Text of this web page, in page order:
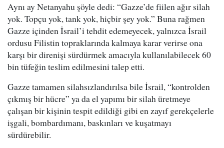
Aynı ay Netanyahu şöyle dedi: “Gazze’de fiilen ağır silah
yok. Topçu yok, tank yok, hiçbir şey yok.” Buna rağmen
Gazze içinden İsrail’i tehdit edemeyecek, yalnızca İsrail
ordusu Filistin topraklarında kalmaya karar verirse ona
karşı bir direnişi sürdürmek amacıyla kullanılabilecek 60
bin tüfeğin teslim edilmesini talep etti.
Gazze tamamen silahsızlandırılsa bile İsrail, “kontrolden
çıkmış bir hücre” ya da el yapımı bir silah üretmeye
çalışan bir kişinin tespit edildiği gibi en zayıf gerekçelerle
işgali, bombardımanı, baskınları ve kuşatmayı
sürdürebilir.